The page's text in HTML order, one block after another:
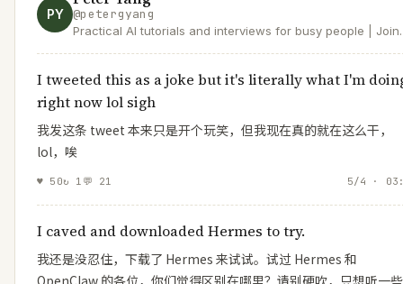
PY @petergyang
Practical AI tutorials and interviews for busy people | Join
I tweeted this as a joke but it's literally what I'm
right now lol sigh
我发这条 tweet 本来只是开个玩笑，但我现在真的就在这么干，
lol，唉
♥ 50↻ 1 💬 21 5/4 ·
I caved and downloaded Hermes to try.
我还是没忍住，下载了 Hermes 来试试。试过 Hermes 和
OpenClaw 的各位，你们觉得区别在哪里？请别硬吹，只想听一